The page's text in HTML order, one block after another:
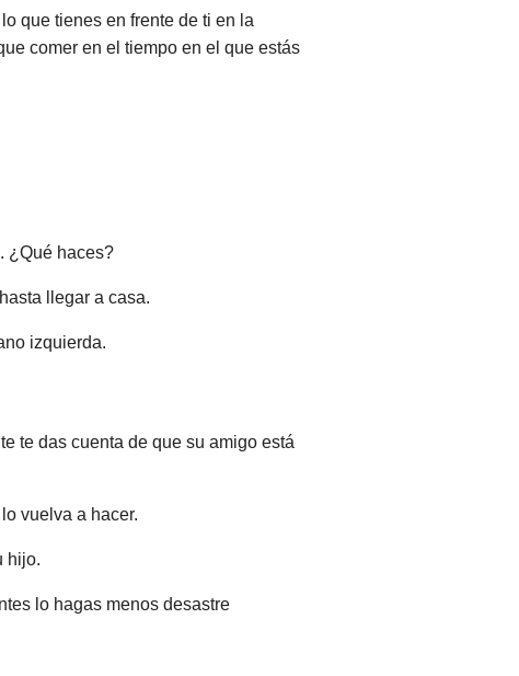
que tienes en frente de ti en la
comer en el tiempo en el que estás
¿Qué haces?
llegar a casa.
izquierda.
te das cuenta de que su amigo está
vuelva a hacer.
hijo.
lo hagas menos desastre